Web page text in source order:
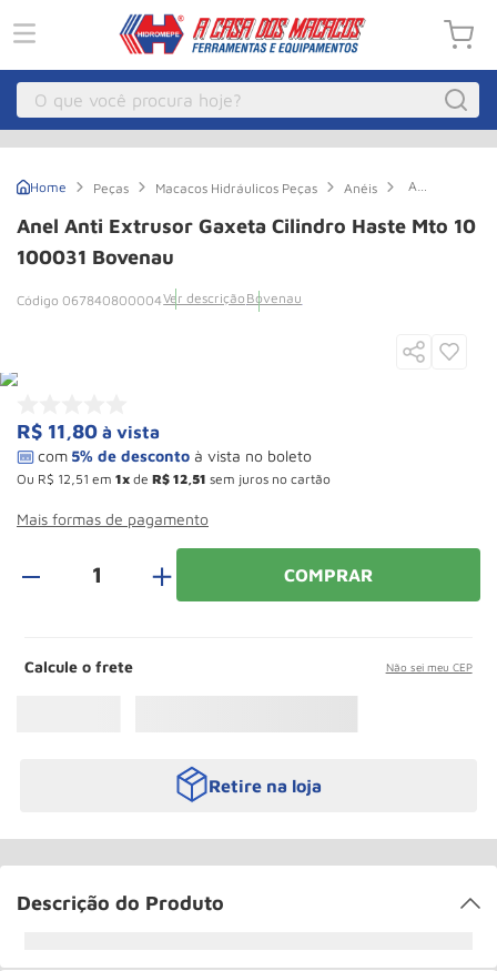
O que você procura hoje?
Peças Macacos Hidráulicos Peças Anéis
Anel
Extrusor
Gaxeta
Anel Anti Extrusor Gaxeta Cilindro Haste Mto 10
100031 Bovenau
067840800004Ver descrição Bovenau
R$ 11,80 à vista
Ou R$ 12 51 em 1 de R$ 12 51 sem juros no cartão
Mais formas de pagamento
＋ COMPRAR
Calcule o frete Não sei meu CEP
Retire na loja
Descrição do Produto
Guincho Eletrico
º Macaco Hidraulico
8 Talha
9º Paleteira
10 º Rodizio